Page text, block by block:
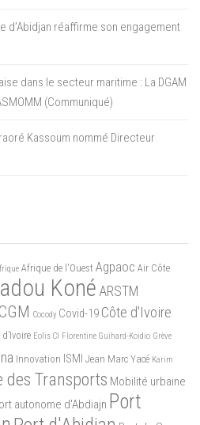
d’Abidjan réaffirme son engagement
dans le secteur maritime : La DGAM
(Communiqué)
Kassoum nommé Directeur
Afrique de l'Ouest Agpaoc Air Côte
Koné ARSTM
Cocody Covid-19 Côte d'Ivoire
Eolis CI Florentine Guihard-Koidio Grève
Innovation ISMI Jean Marc Yacé Karim
des Transports Mobilité urbaine
autonome d'Abdiajn Port